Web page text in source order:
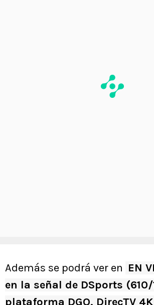
Además se podrá ver en EN
en la señal de DSports
plataforma DGO, DirecTV 4K